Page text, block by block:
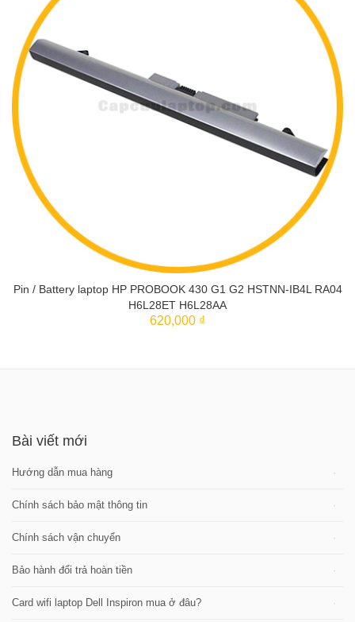
Pin / Battery laptop HP PROBOOK 430 G1 G2 HSTNN-IB4L RA04
H6L28ET H6L28AA
620,000 ₫
Bài viết mới
Hướng dẫn mua hàng
Chính sách bảo mật thông tin
Chính sách vận chuyển
Bảo hành đổi trả hoàn tiền
Card wifi laptop Dell Inspiron mua ở đâu?